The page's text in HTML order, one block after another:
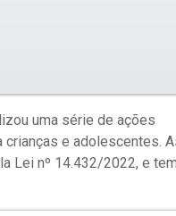
uma série de ações
crianças e adolescentes.
Lei nº 14.432/2022, e tem